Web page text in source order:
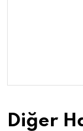
Diğer